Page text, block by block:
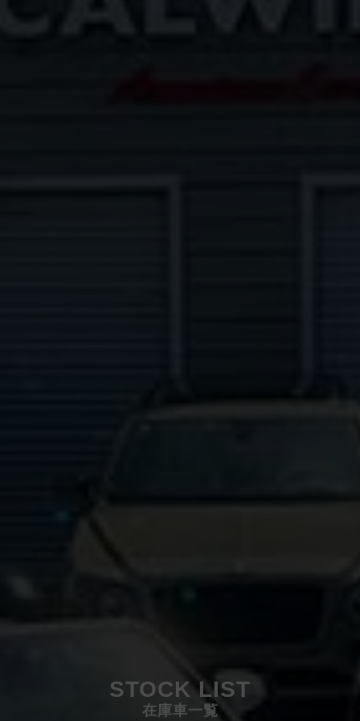
STOCK LIST
在庫車一覧